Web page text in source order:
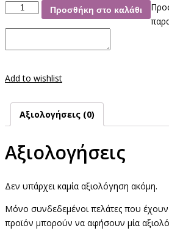
Στέφανα
Προσθήκη στο καλάθι
Add to wishlist
Αξιολογήσεις (0)
Αξιολογήσεις
Δεν υπάρχει καμία αξιολόγηση ακόμη.
Μόνο συνδεδεμένοι πελάτες που
προϊόν μπορούν να αφήσουν μία